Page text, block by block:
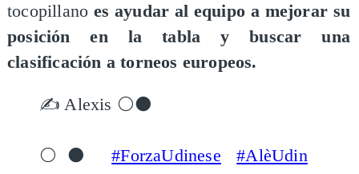
tocopillano es ayudar al equipo a mejorar su
posición en la tabla y buscar una
clasificación a torneos europeos.
✍️ Alexis ⚪️⚫️
⚪️⚫️#ForzaUdinese
#AlèUdin